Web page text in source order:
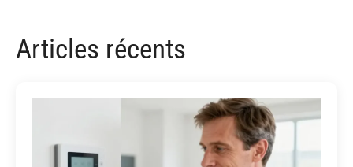
Articles récents